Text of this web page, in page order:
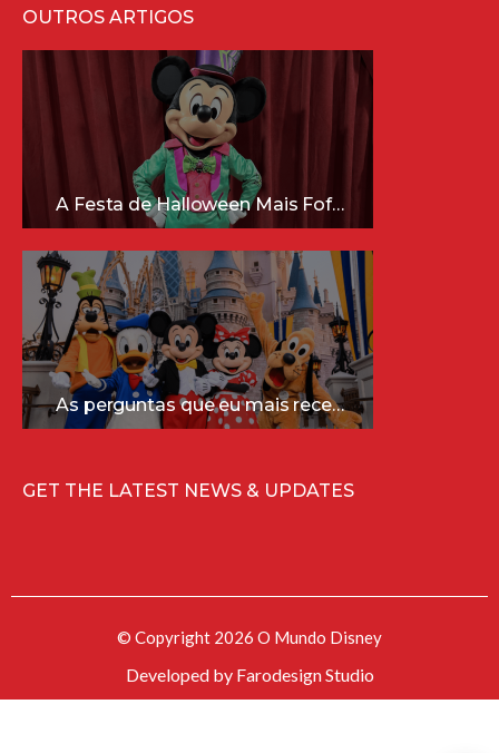
OUTROS ARTIGOS
A Festa de Halloween Mais Fofa da Disney Está Chegando!
As perguntas que eu mais recebo sobre a Disney (e as respostas mais sinceras!)
GET THE LATEST NEWS & UPDATES
© Copyright 2026 O Mundo Disney
Developed by Farodesign Studio